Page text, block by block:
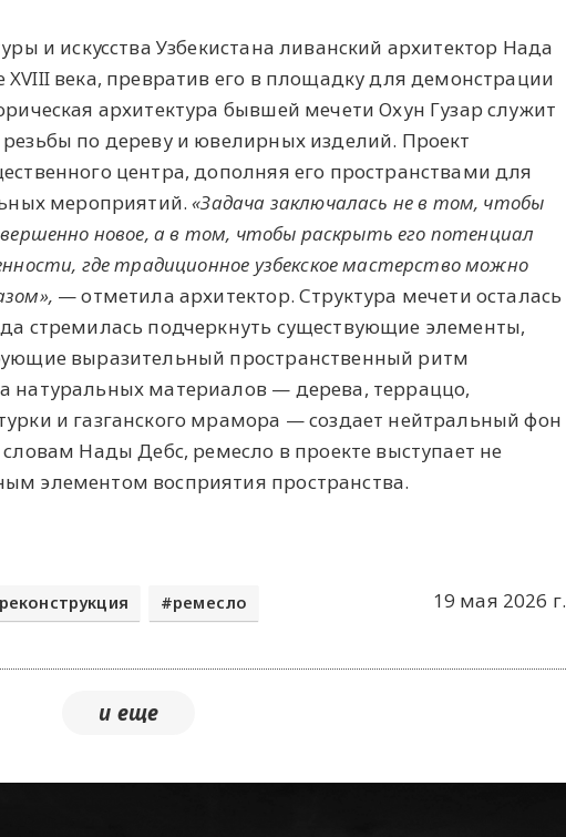
и искусства Узбекистана ливанский архитектор Нада
века, превратив его в площадку для демонстрации
архитектура бывшей мечети Охун Гузар служит
по дереву и ювелирных изделий. Проект
центра, дополняя его пространствами для
мероприятий.«Задача заключалась не в том, чтобы
новое, а в том, чтобы раскрыть его потенциал
где традиционное узбекское мастерство можно
— отметила архитектор. Структура мечети осталась
стремилась подчеркнуть существующие элементы,
выразительный пространственный ритм
натуральных материалов — дерева, терраццо,
и газганского мрамора — создает нейтральный фон
Нады Дебс, ремесло в проекте выступает не
элементом восприятия пространства.
19 мая 2026 г.
реконструкция ремесло